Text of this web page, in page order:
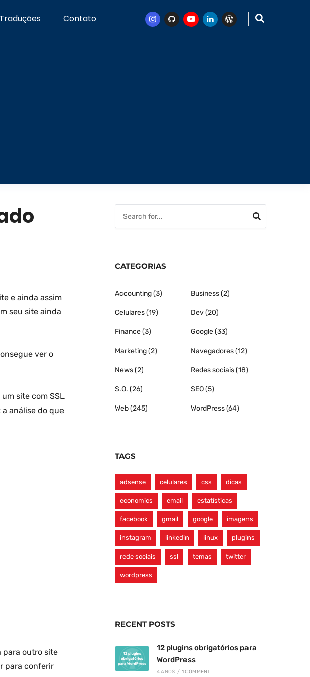
Traduções Contato Instagram
GithubYoutubeLinkedinWordPress
e ainda assim
seu site ainda
ver o
site com SSL
análise do que
para outro site
para conferir
CATEGORIAS
Accounting(3) Business(2)
Celulares(19) Dev(20)
Finance(3) Google(33)
Marketing(2) Navegadores(12)
News(2) Redes sociais(18)
S.O. (26) SEO(5)
Web(245) WordPress(64)
TAGS
adsense celulares css dicas
economics email estatísticas
facebook gmail google imagens
instagram linkedin linux plugins
rede sociais ssl temas twitter
wordpress
RECENT POSTS
12 plugins obrigatórios para
WordPress
4 ANOS / 1 COMMENT